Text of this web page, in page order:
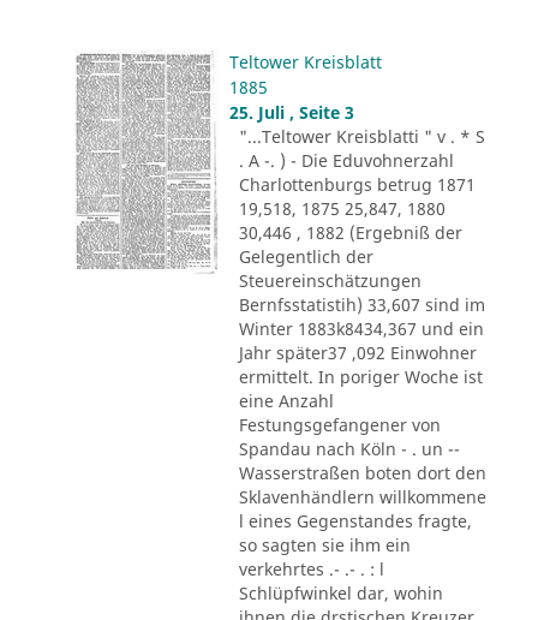
Teltower Kreisblatt
1885
25. Juli , Seite 3
"...Teltower Kreisblatti " v . * S
. A -. ) - Die Eduvohnerzahl
Charlottenburgs betrug 1871
19,518, 1875 25,847, 1880
30,446 , 1882 (Ergebniß der
Gelegentlich der
Steuereinschätzungen
Bernfsstatistih) 33,607 sind im
Winter 1883k8434,367 und ein
Jahr später37 ,092 Einwohner
ermittelt. In poriger Woche ist
eine Anzahl
Festungsgefangener von
Spandau nach Köln - . un --
Wasserstraßen boten dort den
Sklavenhändlern willkommene
l eines Gegenstandes fragte,
so sagten sie ihm ein
verkehrtes .- .- . : l
Schlüpfwinkel dar, wohin